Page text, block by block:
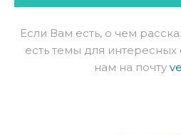
Если Вам есть, о чем
есть темы для интересных
нам на почту